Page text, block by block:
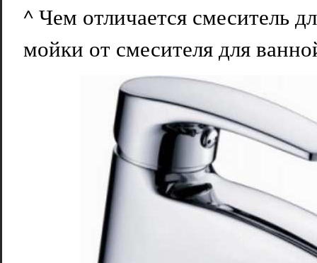
^ Чем отличается смеситель
мойки от смесителя для